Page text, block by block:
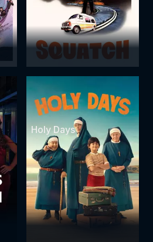
Holy Days